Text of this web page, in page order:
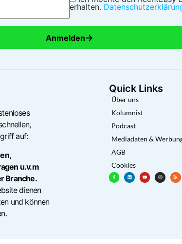
erhalten.
Anmelden→
auf:
u.v.m
Branche.
dienen
und können
Quick Links
Über uns
Kolumnist
Podcast
Mediadaten &
AGB
Cookies